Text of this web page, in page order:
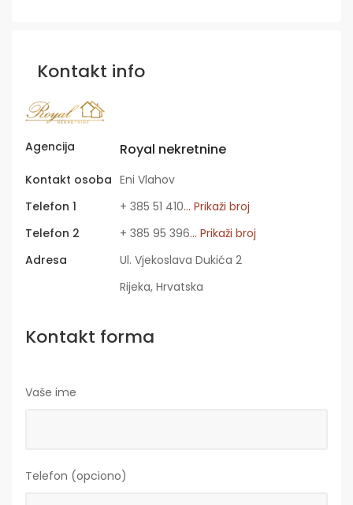
Kontakt info
Agencija Royal nekretnine
Kontakt osoba Eni Vlahov
Telefon 1
+ 385 51 410... Prikaži broj
Telefon 2
+ 385 95 396... Prikaži broj
Adresa
Ul. Vjekoslava Dukića 2
Rijeka, Hrvatska
Kontakt forma
Vaše ime
Telefon (opciono)